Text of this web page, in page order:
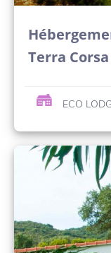
Terra
ECO